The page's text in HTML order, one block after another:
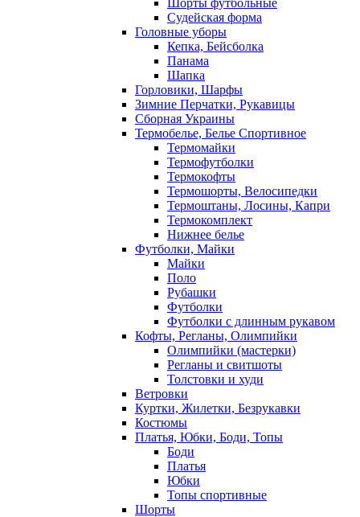
Шорты футбольные
Судейская форма
Головные уборы
Кепка, Бейсболка
Панама
Шапка
Горловики, Шарфы
Зимние Перчатки, Рукавицы
Сборная Украины
Термобелье, Белье Спортивное
Термомайки
Термофутболки
Термокофты
Термошорты, Велосипедки
Термоштаны, Лосины, Капри
Термокомплект
Нижнее белье
Футболки, Майки
Майки
Поло
Рубашки
Футболки
Футболки с длинным рукавом
Кофты, Регланы, Олимпийки
Олимпийки (мастерки)
Регланы и свитшоты
Толстовки и худи
Ветровки
Куртки, Жилетки, Безрукавки
Костюмы
Платья, Юбки, Боди, Топы
Боди
Платья
Юбки
Топы спортивные
Шорты